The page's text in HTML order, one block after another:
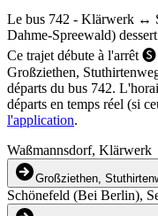
Le bus 742 - Klärwerk ↔︎
Dahme-Spreewald)
Ce trajet débute à l'arrêt 🅢
Großziethen,
départs du bus 742.
départs en temps réel (si
l'application.
Waßmannsdorf, Klärwerk
Großziethen,
Schönefeld (Bei Berlin),